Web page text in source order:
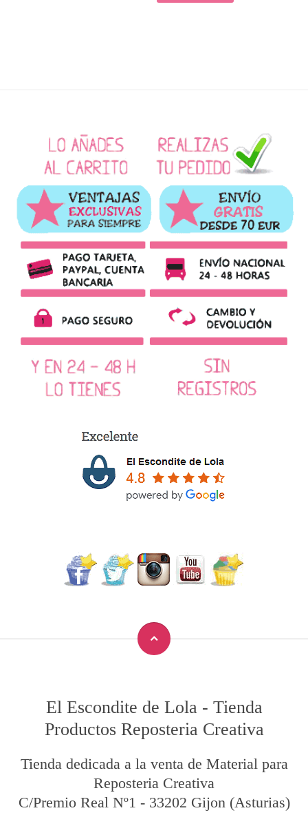
El Escondite de Lola - Tienda
Productos Reposteria Creativa
Tienda dedicada a la venta de Material para
Reposteria Creativa
C/Premio Real Nº1 - 33202 Gijon (Asturias)